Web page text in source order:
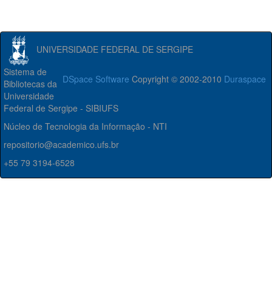
UNIVERSIDADE FEDERAL DE SERGIPE
DSpace Software Copyright © 2002-2010 Duraspace
Sistema de
Bibliotecas da
Universidade
Federal de Sergipe - SIBIUFS
Núcleo de Tecnologia da Informação - NTI
repositorio@academico.ufs.br
+55 79 3194-6528